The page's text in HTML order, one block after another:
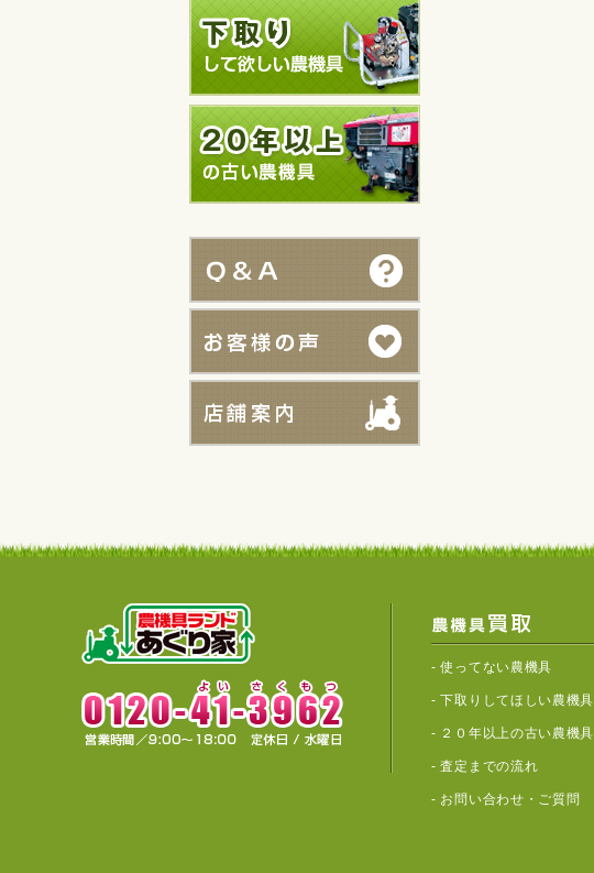
-使ってない農機具
-下取りしてほしい農機具
- ２０年以上の古い農機具
-査定までの流れ
- お問い合わせ・ご質問